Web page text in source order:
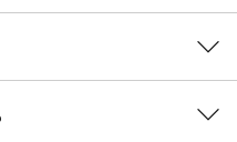
ที่ทรงพลัง
นของคุณบนแล็ปท็อป
6 ขนาด 14 นิ้ว ที่ขับ